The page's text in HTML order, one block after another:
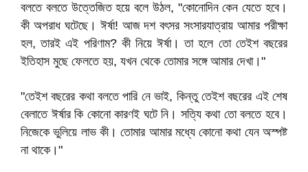
বলতে বলতে উত্তেজিত হয়ে বলে উঠল, "কোনোদিন কেন যেতে হবে।
কী অপরাধ ঘটেছে। ঈর্ষা! আজ দশ বৎসর সংসারযাত্রায় আমার পরীক্ষা
হল, তারই এই পরিণাম? কী নিয়ে ঈর্ষা। তা হলে তো তেইশ বছরের
ইতিহাস মুছে ফেলতে হয়, যখন থেকে তোমার সঙ্গে আমার দেখা।"
"তেইশ বছরের কথা বলতে পারি নে ভাই, কিন্তু তেইশ বছরের এই শেষ
বেলাতে ঈর্ষার কি কোনো কারণই ঘটে নি। সত্যি কথা তো বলতে হবে।
নিজেকে ভুলিয়ে লাভ কী। তোমার আমার মধ্যে কোনো কথা যেন অস্পষ্ট
না থাকে।"